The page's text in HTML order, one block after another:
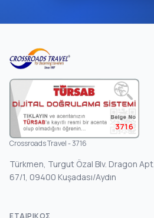
3716
Crossroads Travel - 3716
Türkmen, Turgut Özal Blv. Dragon Apt.
67/1, 09400 Kuşadası/Aydın
ΕΤΑΙΡΙΚΌΣ